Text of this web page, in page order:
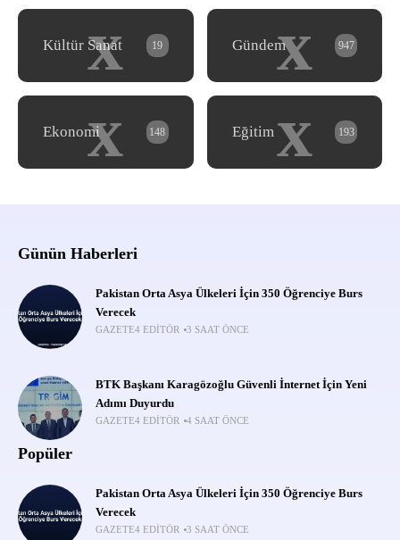
x
Kültür Sanat 19 x
Gündem 947
x
Ekonomi 148 x
Eğitim 193
Günün Haberleri
Pakistan Orta Asya Ülkeleri İçin 350 Öğrenciye Burs
Verecek
GAZETE4 EDITÖR 3 SAAT ÖNCE
BTK Başkanı Karagözoğlu Güvenli İnternet İçin Yeni
Adımı Duyurdu
GAZETE4 EDITÖR 4 SAAT ÖNCE
Popüler
Pakistan Orta Asya Ülkeleri İçin 350 Öğrenciye Burs
Verecek
GAZETE4 EDITÖR 3 SAAT ÖNCE